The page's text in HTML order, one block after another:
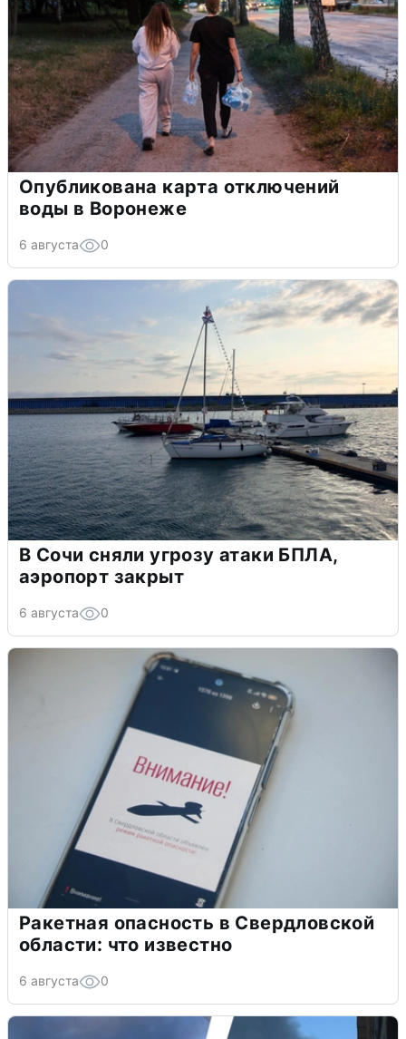
Опубликована карта отключений
воды в Воронеже
6 августа 0
В Сочи сняли угрозу атаки БПЛА,
аэропорт закрыт
6 августа 0
Ракетная опасность в Свердловской
области: что известно
6 августа 0